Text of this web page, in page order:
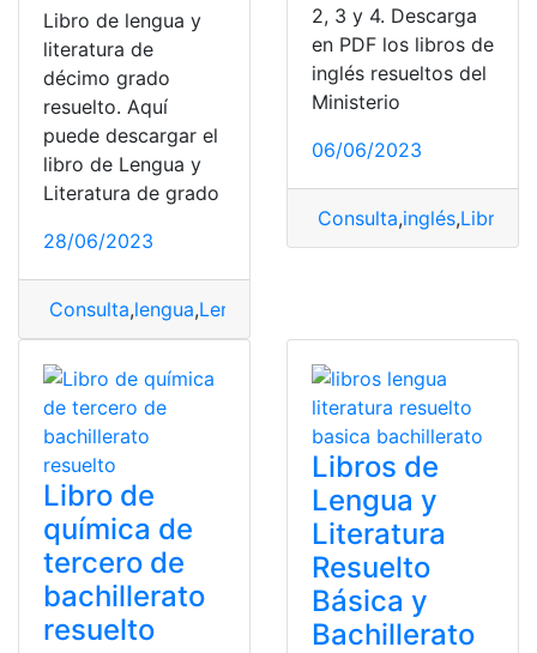
Libro de lengua y
literatura de
décimo grado
resuelto. Aquí
puede descargar el
libro de Lengua y
Literatura de grado
28/06/2023
Consulta,lengua,Lengua y Literatura
2, 3 y 4. Descarga
en PDF los libros de
inglés resueltos del
Ministerio
06/06/2023
Consulta,inglés,Libro
Libro de
química de
tercero de
bachillerato
resuelto
Libros de
Lengua y
Literatura
Resuelto
Básica y
Bachillerato